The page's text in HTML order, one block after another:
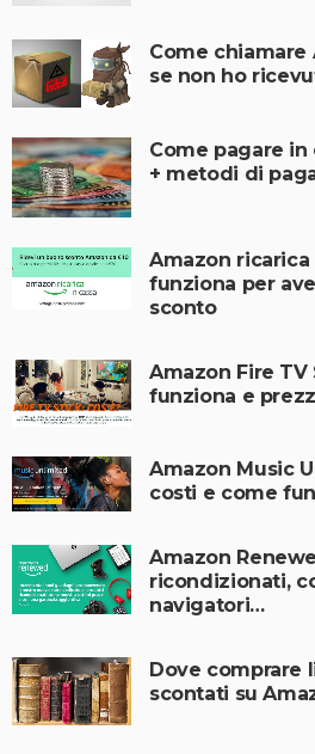
Come chiamare
se non ho
Come pagare
+ metodi di
Amazon ricarica
funziona per
sconto
Amazon Fire TV
funziona e
Amazon Music
costi e come
Amazon
ricondizionati,
navigatori…
Dove comprare
scontati su